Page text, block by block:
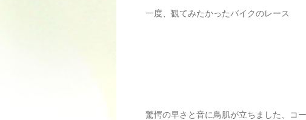
一度、観てみたかったバイクのレース
驚愕の早さと音に鳥肌が立ちました、コ